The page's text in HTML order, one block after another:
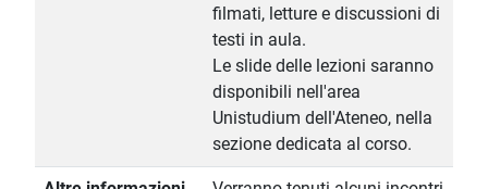
filmati, letture e discussioni di
testi in aula.
Le slide delle lezioni saranno
disponibili nell'area
Unistudium dell'Ateneo, nella
sezione dedicata al corso.